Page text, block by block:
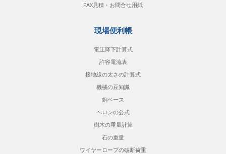
FAX見積・お問合せ用紙
現場便利帳
電圧降下計算式
許容電流表
接地線の太さの計算式
機械の豆知識
銅ベース
ヘロンの公式
樹木の重量計算
石の重量
ワイヤーロープの破断荷重